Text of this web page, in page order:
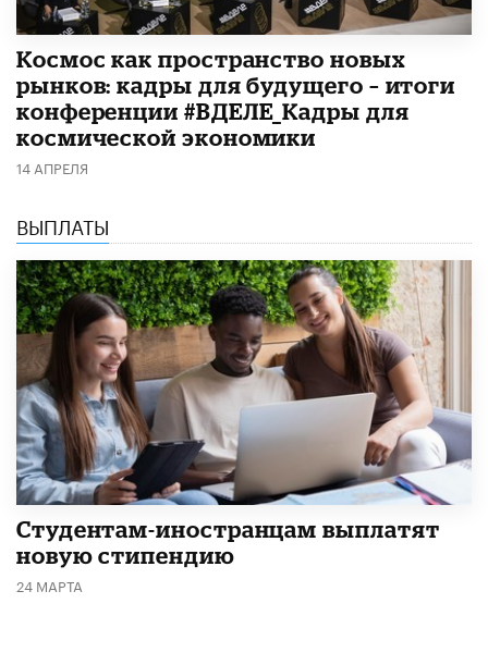
Космос как пространство новых
рынков: кадры для будущего – итоги
конференции #ВДЕЛЕ_Кадры для
космической экономики
14 АПРЕЛЯ
ВЫПЛАТЫ
Студентам-иностранцам выплатят
новую стипендию
24 МАРТА